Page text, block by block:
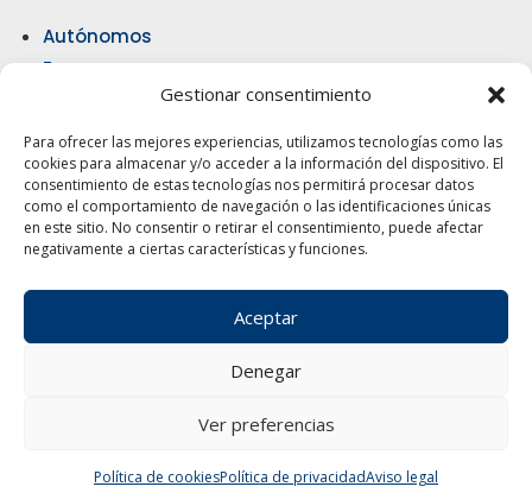
Gestionar consentimiento
Para ofrecer las mejores experiencias, utilizamos tecnologías como las
cookies para almacenar y/o acceder a la información del dispositivo. El
consentimiento de estas tecnologías nos permitirá procesar datos
como el comportamiento de navegación o las identificaciones únicas
en este sitio. No consentir o retirar el consentimiento, puede afectar
negativamente a ciertas características y funciones.
Aceptar
Denegar
Ver preferencias
Política de cookiesPolítica de privacidadAviso legal
Autónomos
Empresas
Fiscal & Contable
Laboral & jurídico
Seguros
Gestión comercial y rutas
Vehículos & Financiación
Formación
© 2025 Gesticotrans – Desarrollado poro10media
Información